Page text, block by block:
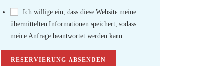
Ich willige ein, dass diese Website meine
übermittelten Informationen speichert, sodass
meine Anfrage beantwortet werden kann.
RESERVIERUNG ABSENDEN